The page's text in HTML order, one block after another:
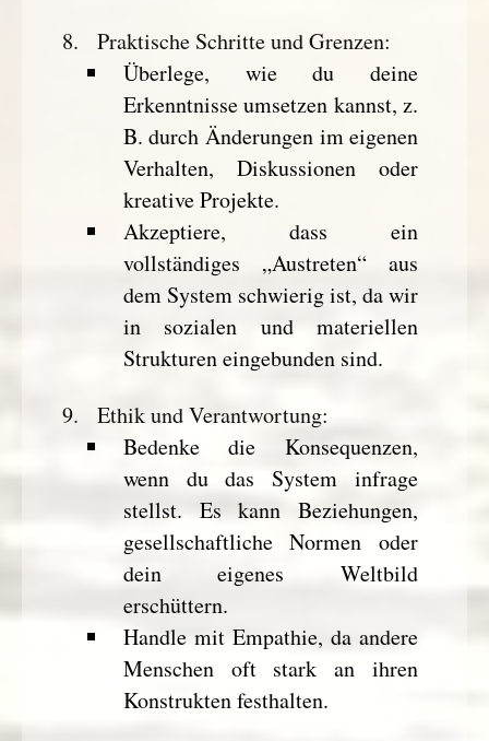
Praktische Schritte und Grenzen:
Überlege, wie du deine
Erkenntnisse umsetzen kannst, z.
B. durch Änderungen im eigenen
Verhalten, Diskussionen oder
kreative Projekte.
Akzeptiere, dass ein
vollständiges „Austreten“ aus
dem System schwierig ist, da wir
in sozialen und materiellen
Strukturen eingebunden sind.
Ethik und Verantwortung:
Bedenke die Konsequenzen,
wenn du das System infrage
stellst. Es kann Beziehungen,
gesellschaftliche Normen oder
dein eigenes Weltbild
erschüttern.
Handle mit Empathie, da andere
Menschen oft stark an ihren
Konstrukten festhalten.